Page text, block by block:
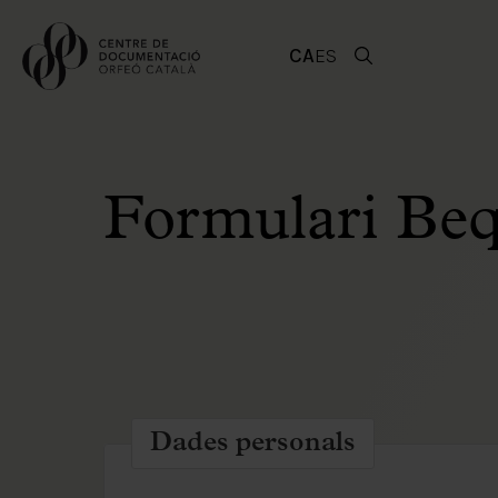
CAES
Formulari
Dades personals